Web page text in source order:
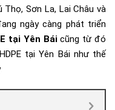
Thọ, Sơn La, Lai Châu và
ngày càng phát triển
tại Yên Báicũng từ đó
tại Yên Bái như thế